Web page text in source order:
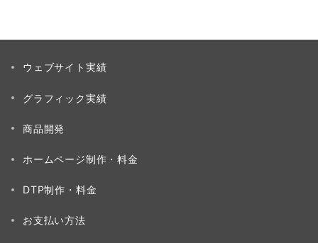
ウェブサイト実績
グラフィック実績
商品開発
ホームページ制作・料金
DTP制作・料金
お支払い方法